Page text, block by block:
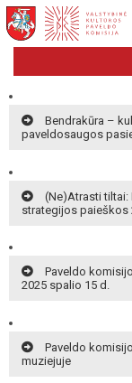
Bendrakūra –
paveldosaugos
(Ne)Atrasti tiltai:
strategijos paieškos
Paveldo
2025 spalio 15 d.
Paveldo
muziejuje